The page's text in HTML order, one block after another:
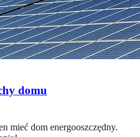
domu
mieć dom energooszczędny.